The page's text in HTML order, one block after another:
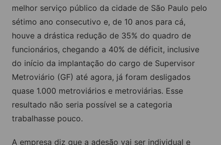
melhor serviço público da cidade de São Paulo pelo
sétimo ano consecutivo e, de 10 anos para cá,
houve a drástica redução de 35% do quadro de
funcionários, chegando a 40% de déficit, inclusive
do início da implantação do cargo de Supervisor
Metroviário (GF) até agora, já foram desligados
quase 1.000 metroviários e metroviárias. Esse
resultado não seria possível se a categoria
trabalhasse pouco.
A empresa diz que a adesão vai ser individual e